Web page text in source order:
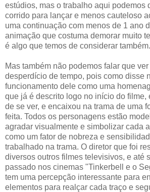
estúdios, mas o trabalho aqui podemos
corrido para lançar e menos cauteloso
uma continuação com menos de 1 ano
animação que costuma demorar muito
é algo que temos de considerar também.
Mas também não podemos falar que
desperdício de tempo, pois como disse
funcionamento dele como uma
que já é descrito logo no início do filme,
de se ver, e encaixou na trama de uma
feita. Todos os personagens estão
agradar visualmente e simbolizar cada
como um fator de nobreza e
trabalhado na trama. O diretor que foi
diversos outros filmes televisivos, e até
passado nos cinemas "Tinkerbell e o
tem uma percepção interessante para
elementos para realçar cada traço e